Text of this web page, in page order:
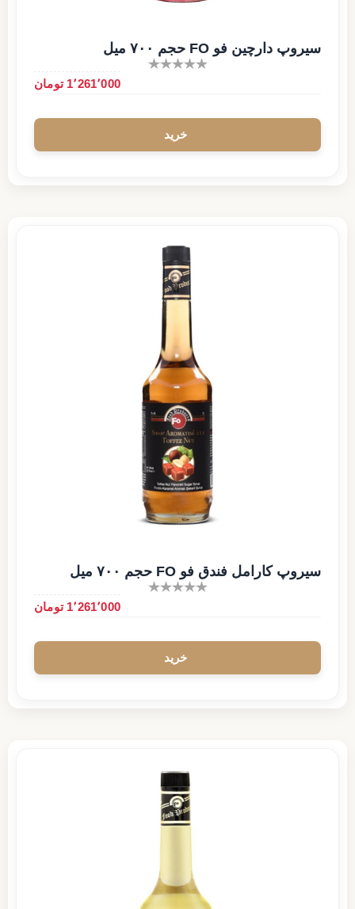
سیروپ دارچین فو FO حجم ۷۰۰ میل
1٬261٬000 تومان
سیروپ کارامل فندق فو FO حجم ۷۰۰ میل
1٬261٬000 تومان